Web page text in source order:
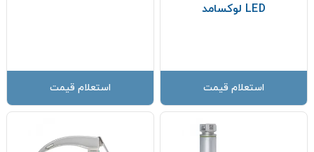
LED لوکسامد
استعلام قیمت استعلام قیمت